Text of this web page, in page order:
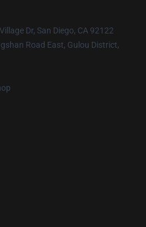
Dr, San Diego, CA 92122
Road East, Gulou District,